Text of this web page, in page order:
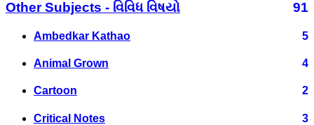
Other Subjects - વિવિધ વિષયો
91
Ambedkar Kathao 5
Animal Grown 4
Cartoon 2
Critical Notes 3